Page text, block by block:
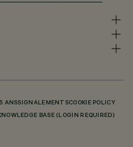
ANSSIGNALEMENTSCOOKIE POLICY
BASE (LOGIN REQUIRED)